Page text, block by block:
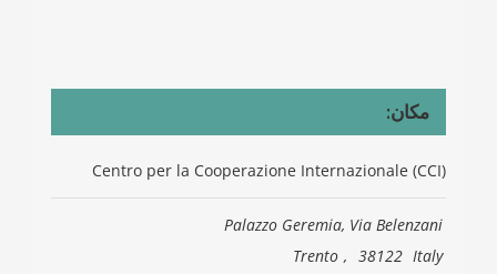
مكان:
Centro per la Cooperazione Internazionale (CCI)
Palazzo Geremia, Via Belenzani
Trento , 38122 Italy